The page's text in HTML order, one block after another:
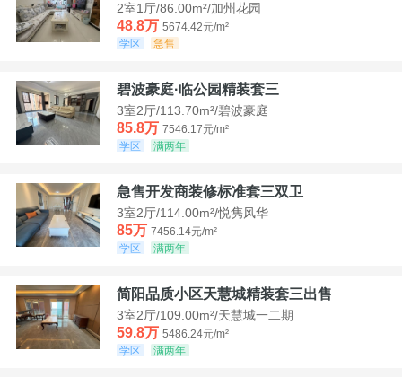
2室1厅/86.00m²/加州花园
48.8万 5674.42元/m²
学区
急售
碧波豪庭·临公园精装套三
3室2厅/113.70m²/碧波豪庭
85.8万 7546.17元/m²
学区
满两年
急售开发商装修标准套三双卫
3室2厅/114.00m²/悦隽风华
85万 7456.14元/m²
学区
满两年
简阳品质小区天慧城精装套三出售
3室2厅/109.00m²/天慧城一二期
59.8万 5486.24元/m²
学区
满两年